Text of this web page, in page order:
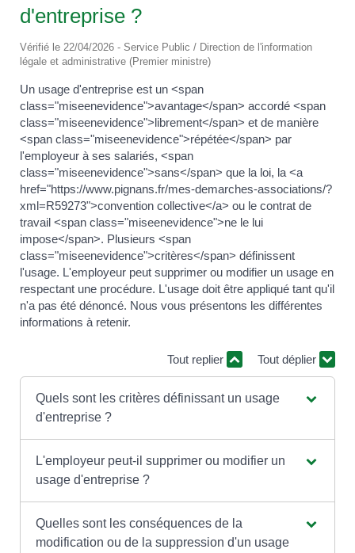
d'entreprise ?
Vérifié le 22/04/2026 - Service Public / Direction de l'information
légale et administrative (Premier ministre)
Un usage d'entreprise est un <span
class="miseenevidence">avantage</span> accordé <span
class="miseenevidence">librement</span> et de manière
<span class="miseenevidence">répétée</span> par
l'employeur à ses salariés, <span
class="miseenevidence">sans</span> que la loi, la <a
href="https://www.pignans.fr/mes-demarches-associations/?
xml=R59273">convention collective</a> ou le contrat de
travail <span class="miseenevidence">ne le lui
impose</span>. Plusieurs <span
class="miseenevidence">critères</span> définissent
l'usage. L'employeur peut supprimer ou modifier un usage en
respectant une procédure. L'usage doit être appliqué tant qu'il
n'a pas été dénoncé. Nous vous présentons les différentes
informations à retenir.
Tout replier Tout déplier
Quels sont les critères définissant un usage
d'entreprise ?
L'employeur peut-il supprimer ou modifier un
usage d'entreprise ?
Quelles sont les conséquences de la
modification ou de la suppression d'un usage